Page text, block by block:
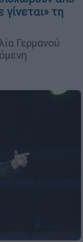
τη
Γερμανού